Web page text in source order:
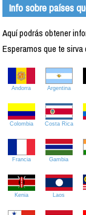
Info sobre países
Aquí podrás obtener
Esperamos que te
Andorra Argentina
Colombia Costa Rica
Francia Gambia
Kenia Laos